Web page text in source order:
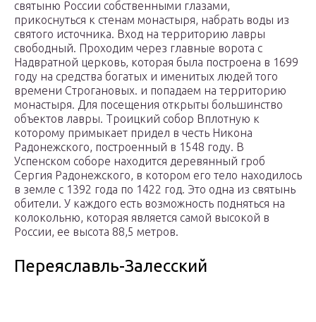
святыню России собственными глазами,
прикоснуться к стенам монастыря, набрать воды из
святого источника. Вход на территорию лавры
свободный. Проходим через главные ворота с
Надвратной церковь, которая была построена в 1699
году на средства богатых и именитых людей того
времени Строгановых. и попадаем на территорию
монастыря. Для посещения открыты большинство
объектов лавры. Троицкий собор Вплотную к
которому примыкает придел в честь Никона
Радонежского, построенный в 1548 году. В
Успенском соборе находится деревянный гроб
Сергия Радонежского, в котором его тело находилось
в земле с 1392 года по 1422 год. Это одна из святынь
обители. У каждого есть возможность подняться на
колокольню, которая является самой высокой в
России, ее высота 88,5 метров.
Переяславль-Залесский